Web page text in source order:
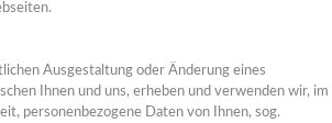
Ausgestaltung oder Änderung eines
Ihnen und uns, erheben und verwenden wir, im
personenbezogene Daten von Ihnen, sog.